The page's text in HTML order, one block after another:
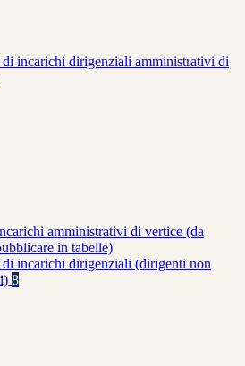
incarichi dirigenziali amministrativi di
amministrativi di vertice (da
in tabelle)
incarichi dirigenziali (dirigenti non
8